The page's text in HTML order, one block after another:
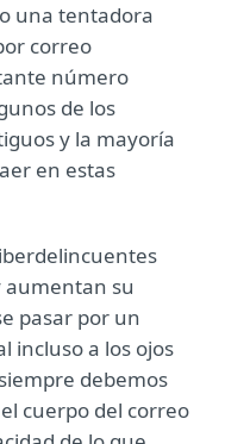
una tentadora
correo
número
de los
y la mayoría
en estas
aumentan su
pasar por un
incluso a los ojos
debemos
cuerpo del correo